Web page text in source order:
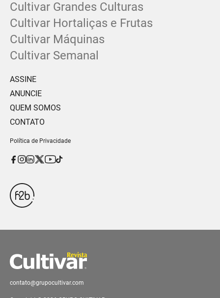
Cultivar Grandes Culturas
Cultivar Hortaliças e Frutas
Cultivar Máquinas
Cultivar Semanal
ASSINE
ANUNCIE
QUEM SOMOS
CONTATO
Política de Privacidade
contato@grupocultivar.com